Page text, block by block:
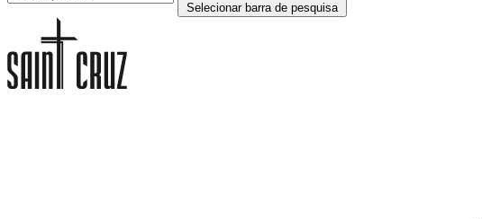
Selecionar barra de pesquisa